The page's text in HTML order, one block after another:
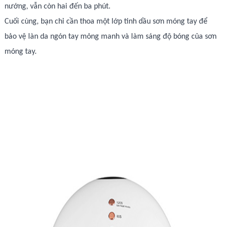
nướng, vẫn còn hai đến ba phút.
Cuối cùng, bạn chỉ cần thoa một lớp tinh dầu sơn móng tay để
bảo vệ làn da ngón tay mỏng manh và làm sáng độ bóng của sơn
móng tay.